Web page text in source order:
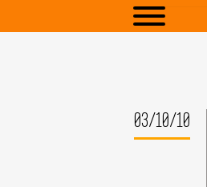
03/10/10